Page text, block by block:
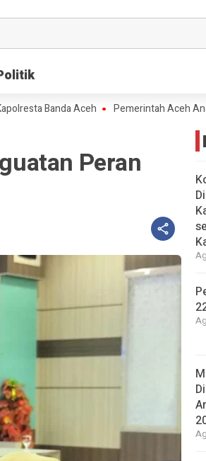
Banda Aceh Pemerintah Aceh Angkat
Peran